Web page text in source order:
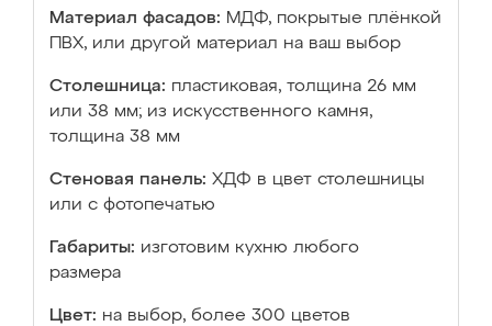
Материал фасадов: МДФ, покрытые плёнкой
ПВХ, или другой материал на ваш выбор
Столешница: пластиковая, толщина 26 мм
или 38 мм; из искусственного камня,
толщина 38 мм
Стеновая панель: ХДФ в цвет столешницы
или с фотопечатью
Габариты: изготовим кухню любого
размера
Цвет: на выбор, более 300 цветов